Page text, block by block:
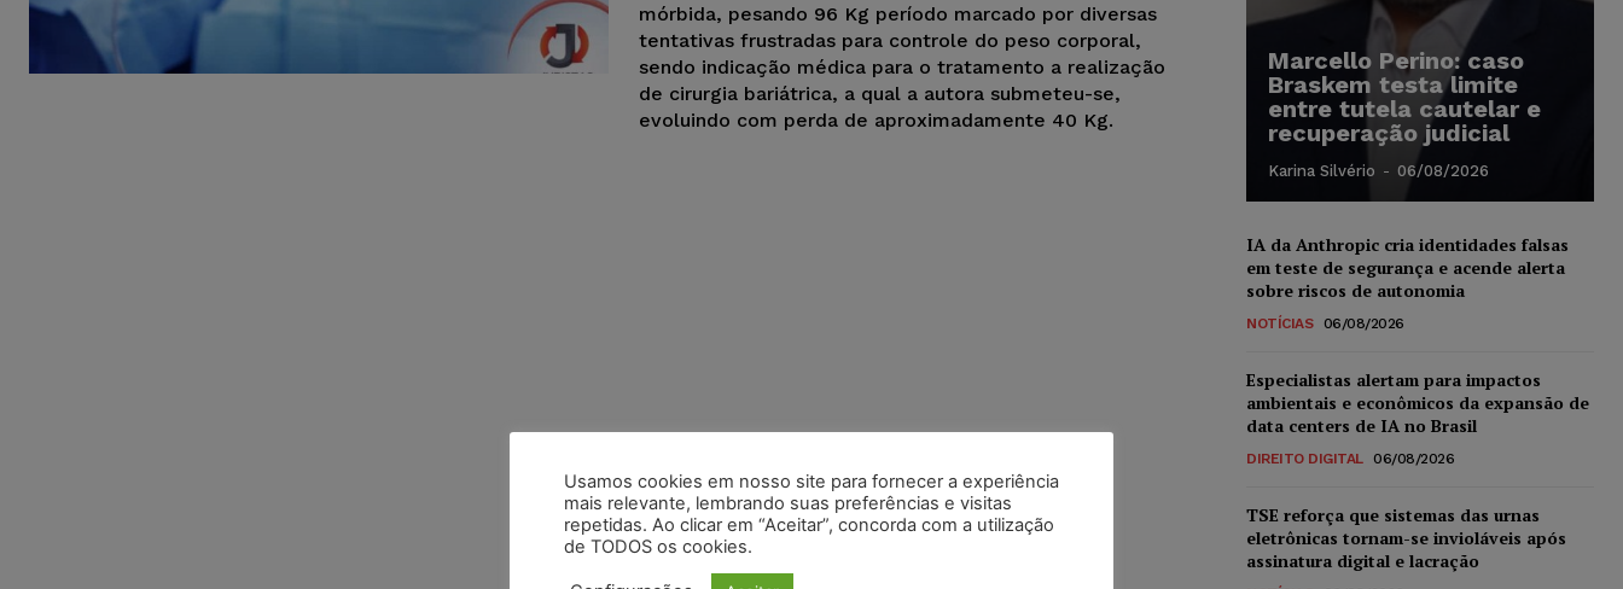
mórbida, pesando 96 Kg período marcado por diversas
tentativas frustradas para controle do peso corporal,
sendo indicação médica para o tratamento a realização
de cirurgia bariátrica, a qual a autora submeteu-se,
evoluindo com perda de aproximadamente 40 Kg.
Marcello Perino: caso
Braskem testa limite
entre tutela cautelar e
recuperação judicial
Karina Silvério - 06/08/2026
IA da Anthropic cria identidades falsas
em teste de segurança e acende alerta
sobre riscos de autonomia
NOTÍCIAS 06/08/2026
Especialistas alertam para impactos
ambientais e econômicos da expansão de
data centers de IA no Brasil
DIREITO DIGITAL 06/08/2026
TSE reforça que sistemas das urnas
eletrônicas tornam-se invioláveis após
assinatura digital e lacração
Usamos cookies em nosso site para fornecer a experiência
mais relevante, lembrando suas preferências e visitas
repetidas. Ao clicar em “Aceitar”, concorda com a utilização
de TODOS os cookies.